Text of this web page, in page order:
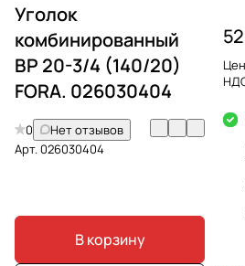
Уголок
комбинированный
ВР 20-3/4 (140/20)
FORA. 026030404
0
Нет отзывов
Арт.026030404
В корзину